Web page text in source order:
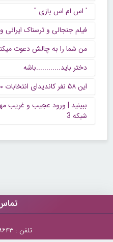
' اس ام اس بازی "
فیلم جنجالی و ترسناک ایرانی
من شما را به چالش دعوت
دختر باید............باشه
این ۵۸ نفر کاندیدای انتخابات ۱۴۰۰ هستند +اسامی
ببینید | ورود عجیب و غریب
شبکه 3
تلفن : ۲۲۶۸۹۶۴۳ (۰۲۱)